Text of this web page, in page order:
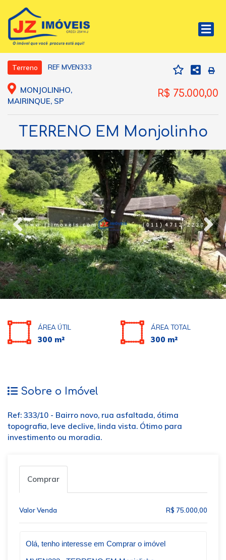
Terreno REF MVEN333
MONJOLINHO,
MAIRINQUE, SP
R$ 75.000,00
TERRENO EM Monjolinho
ÁREA ÚTIL
300 m²
ÁREA TOTAL
300 m²
Sobre o Imóvel
Ref: 333/10 - Bairro novo, rua asfaltada, ótima
topografia, leve declive, linda vista. Ótimo para
investimento ou moradia.
Comprar
Valor Venda R$ 75.000,00